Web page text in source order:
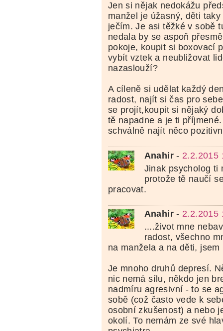
Jen si nějak nedokážu
manžel je úžasný, děti
ječím. Je asi těžké v sobě
nedala by se aspoň
pokoje, koupit si boxovací
vybít vztek a neubližovat
nazaslouží?
A cíleně si udělat každý
radost, najít si čas pro
se projít,koupit si nějaký
tě napadne a je ti
schválně najít něco
Anahir- 2.2.2015
Jinak psycholog ti
protože tě naučí
pracovat.
Anahir- 2.2.2015
....život mne
radost, všechno
na manžela a na děti, jsem
Je mnoho druhů depresí.
nic nemá sílu, někdo jen
nadmíru agresivní - to se
sobě (což často vede k
osobní zkušenost) a nebo
okolí. To nemám ze své